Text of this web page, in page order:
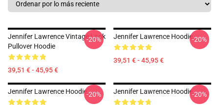
Jennifer Lawrence Vintage Look
Pullover Hoodie
39,51 € - 45,95 €
-20% Jennifer Lawrence Hoodie
39,51 € - 45,95 €
-20%
Jennifer Lawrence Hoodie-20% Jennifer Lawrence Hoodie-20%